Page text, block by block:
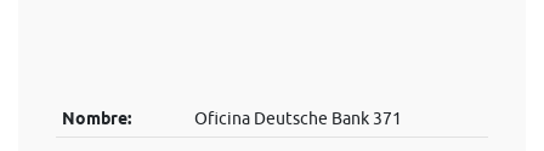
Nombre: Oficina Deutsche Bank 371